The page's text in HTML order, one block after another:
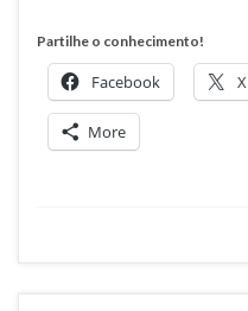
Partilhe o conhecimento!
Facebook X
More